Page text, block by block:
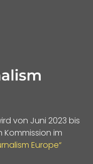
von Juni 2023 bis
Kommission im
Europe“